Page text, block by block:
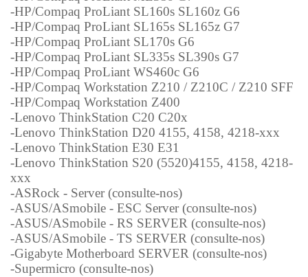
-HP/Compaq ProLiant SL160s SL160z G6
-HP/Compaq ProLiant SL165s SL165z G7
-HP/Compaq ProLiant SL170s G6
-HP/Compaq ProLiant SL335s SL390s G7
-HP/Compaq ProLiant WS460c G6
-HP/Compaq Workstation Z210 / Z210C / Z210 SFF
-HP/Compaq Workstation Z400
-Lenovo ThinkStation C20 C20x
-Lenovo ThinkStation D20 4155, 4158, 4218-xxx
-Lenovo ThinkStation E30 E31
-Lenovo ThinkStation S20 (5520)4155, 4158, 4218-
xxx
-ASRock - Server (consulte-nos)
-ASUS/ASmobile - ESC Server (consulte-nos)
-ASUS/ASmobile - RS SERVER (consulte-nos)
-ASUS/ASmobile - TS SERVER (consulte-nos)
-Gigabyte Motherboard SERVER (consulte-nos)
-Supermicro (consulte-nos)